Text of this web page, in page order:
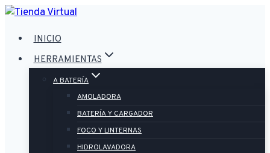
Saltar
contenido
INICIO
HERRAMIENTAS
A BATERÍA
AMOLADORA
BATERÍA Y CARGADOR
FOCO Y LINTERNAS
HIDROLAVADORA